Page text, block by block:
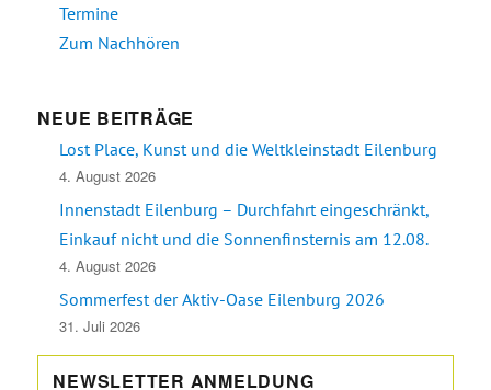
Termine
Zum Nachhören
NEUE BEITRÄGE
Lost Place, Kunst und die Weltkleinstadt Eilenburg
4. August 2026
Innenstadt Eilenburg – Durchfahrt eingeschränkt,
Einkauf nicht und die Sonnenfinsternis am 12.08.
4. August 2026
Sommerfest der Aktiv-Oase Eilenburg 2026
31. Juli 2026
NEWSLETTER ANMELDUNG